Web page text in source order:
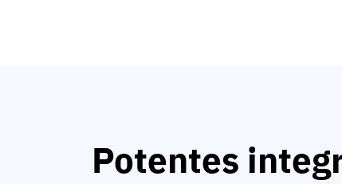
Potentes